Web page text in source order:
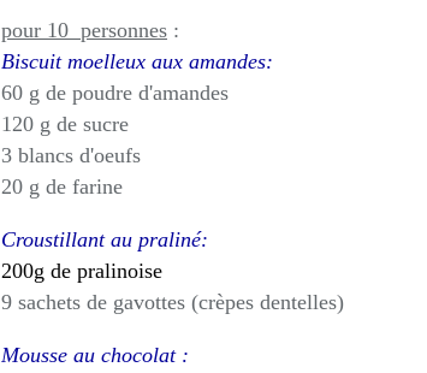
pour 10 personnes :
Biscuit moelleux aux amandes:
60 g de poudre d'amandes
120 g de sucre
3 blancs d'oeufs
20 g de farine
Croustillant au praliné:
200g de pralinoise
9 sachets de gavottes (crèpes dentelles)
Mousse au chocolat :